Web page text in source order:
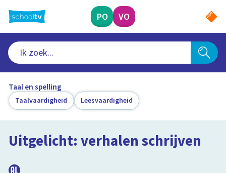
naar
hoofdinhoud
PO VO
Taal en spelling
Taalvaardigheid Leesvaardigheid
Uitgelicht: verhalen schrijven
2:18